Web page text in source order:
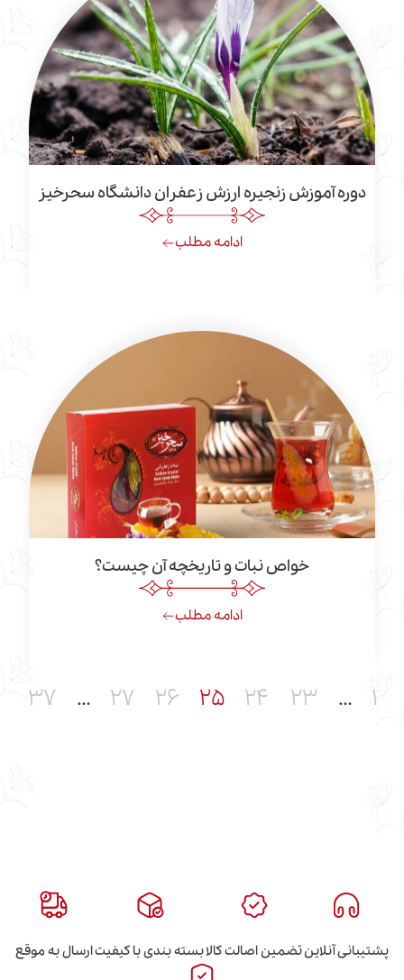
زنجیره ارزش زعفران دانشگاه سحرخیز
خواص نبات و تاریخچه آن چیست؟
۲۳ ۲۴ ۲۵ ۲۶ ۲۷ … ۳۷
تضمین اصالت کالابسته بندی با کیفیت ارسال به موقع